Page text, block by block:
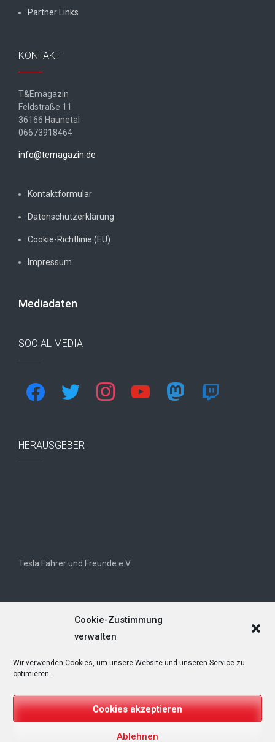
Cookie-Zustimmung
verwalten
Wir verwenden Cookies, um unsere Website und unseren Service zu
optimieren.
Cookies akzeptieren
Ablehnen
Partner Links
KONTAKT
T&Emagazin
Feldstraße 11
36166 Haunetal
06673918464
info@temagazin.de
Kontaktformular
Datenschutzerklärung
Cookie-Richtlinie (EU)
Impressum
Mediadaten
SOCIAL MEDIA
facebook twitter instagram youtube mastodon twitch
HERAUSGEBER
Tesla Fahrer und Freunde e.V.
Tesla Owners Club Helvetia (TOCH)